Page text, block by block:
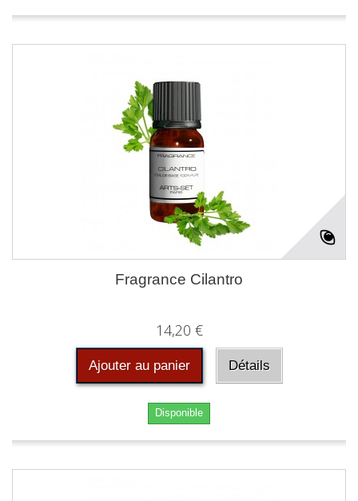
Fragrance Cilantro
14,20 €
Ajouter au panier Détails
Disponible